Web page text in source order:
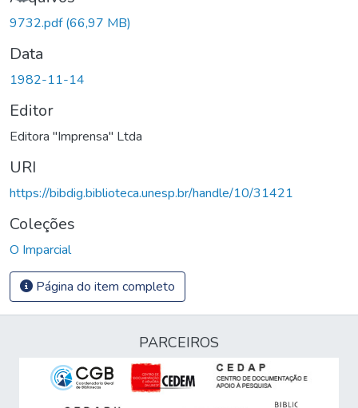
9732.pdf(66,97 MB)
Data
1982-11-14
Editor
Editora "Imprensa" Ltda
URI
https://bibdig.biblioteca.unesp.br/handle/10/31421
Coleções
O Imparcial
Página do item completo
PARCEIROS